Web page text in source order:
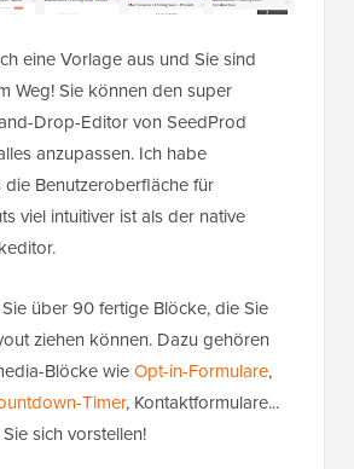
eine Vorlage aus und Sie sind
Weg! Sie können den super
Drop-Editor von SeedProd
anzupassen. Ich habe
die Benutzeroberfläche für
viel intuitiver ist als der native
über 90 fertige Blöcke, die Sie
ziehen können. Dazu gehören
Blöcke wieOpt-in-Formulare,
Timer, Kontaktformulare...
sich vorstellen!